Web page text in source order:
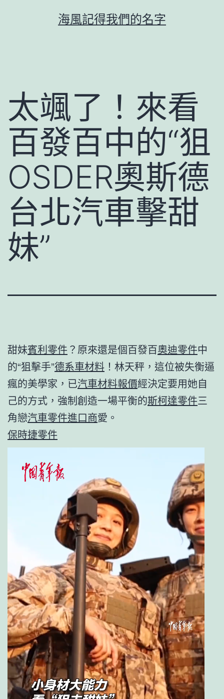
海風記得我們的名字
太颯了！來看
百發百中的“狙
OSDER奧斯德
台北汽車擊甜
妹”
甜妹賓利零件 ？原來還是個百發百奧迪零件中
的“狙擊手”德系車材料 ！林天秤，這位被失衡逼
瘋的美學家，已汽車材料報價經決定要用她自
己的方式，強制創造一場平衡的斯柯達零件三
角戀汽車零件進口商愛。
保時捷零件